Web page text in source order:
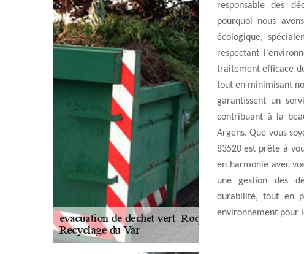
responsable des
pourquoi nous
écologique,
respectant
traitement efficace
tout en minimisant
garantissent un
contribuant à la
Argens. Que vous
83520 est prête à
en harmonie avec
une gestion des
durabilité, tout en
environnement pour